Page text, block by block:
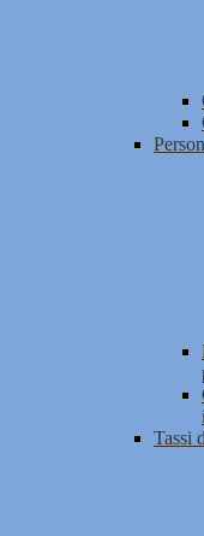
Tassi